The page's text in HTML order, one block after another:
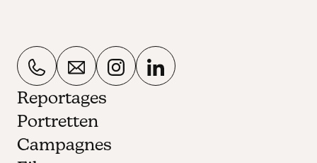
Reportages
Portretten
Campagnes